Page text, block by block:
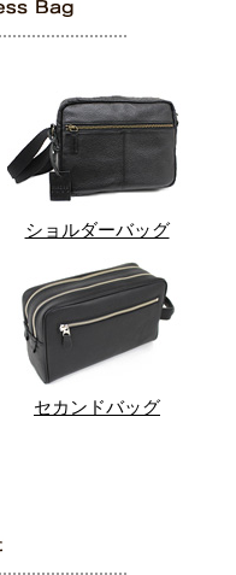
ショルダーバッグ
セカンドバッグ